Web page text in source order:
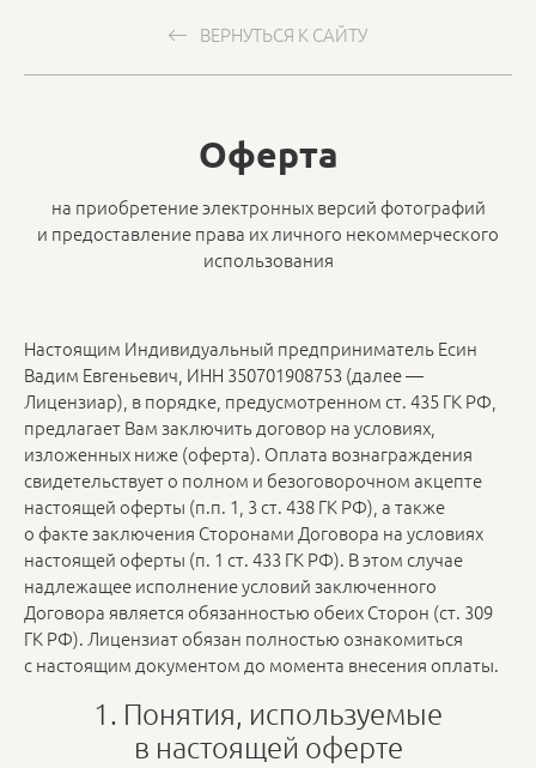
ВЕРНУТЬСЯ К САЙТУ
Оферта
на приобретение электронных версий фотографий
и предоставление права их личного некоммерческого
использования
Настоящим Индивидуальный предприниматель Есин
Вадим Евгеньевич, ИНН 350701908753 (далее —
Лицензиар), в порядке, предусмотренном ст. 435 ГК РФ,
предлагает Вам заключить договор на условиях,
изложенных ниже (оферта). Оплата вознаграждения
свидетельствует о полном и безоговорочном акцепте
настоящей оферты (п.п. 1, 3 ст. 438 ГК РФ), а также
о факте заключения Сторонами Договора на условиях
настоящей оферты (п. 1 ст. 433 ГК РФ). В этом случае
надлежащее исполнение условий заключенного
Договора является обязанностью обеих Сторон (ст. 309
ГК РФ). Лицензиат обязан полностью ознакомиться
с настоящим документом до момента внесения оплаты.
1. Понятия, используемые
в настоящей оферте